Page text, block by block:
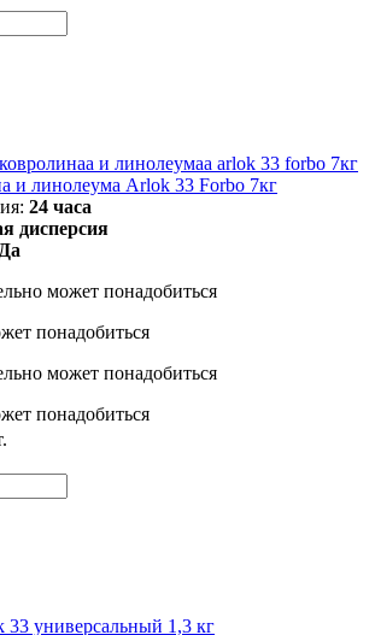
и линолеума Arlok 33 Forbo 7кг
24 часа
дисперсия
Да
понадобиться
понадобиться